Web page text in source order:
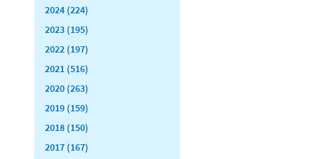
2024 (224)
2023 (195)
2022 (197)
2021 (516)
2020 (263)
2019 (159)
2018 (150)
2017 (167)